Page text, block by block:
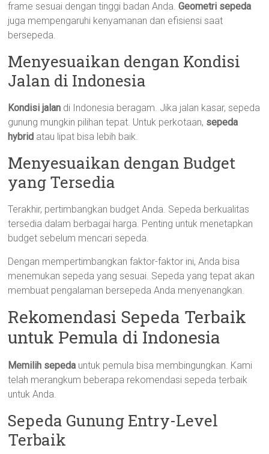
frame sesuai dengan tinggi badan Anda.Geometri sepeda
juga mempengaruhi kenyamanan dan efisiensi saat
bersepeda.
Menyesuaikan dengan Kondisi
Jalan di Indonesia
Kondisi jalan di Indonesia beragam. Jika jalan kasar, sepeda
gunung mungkin pilihan tepat. Untuk perkotaan, sepeda
hybrid atau lipat bisa lebih baik.
Menyesuaikan dengan Budget
yang Tersedia
Terakhir, pertimbangkan budget Anda. Sepeda berkualitas
tersedia dalam berbagai harga. Penting untuk menetapkan
budget sebelum mencari sepeda.
Dengan mempertimbangkan faktor-faktor ini, Anda bisa
menemukan sepeda yang sesuai. Sepeda yang tepat akan
membuat pengalaman bersepeda Anda menyenangkan.
Rekomendasi Sepeda Terbaik
untuk Pemula di Indonesia
Memilih sepeda untuk pemula bisa membingungkan. Kami
telah merangkum beberapa rekomendasi sepeda terbaik
untuk Anda.
Sepeda Gunung Entry-Level
Terbaik